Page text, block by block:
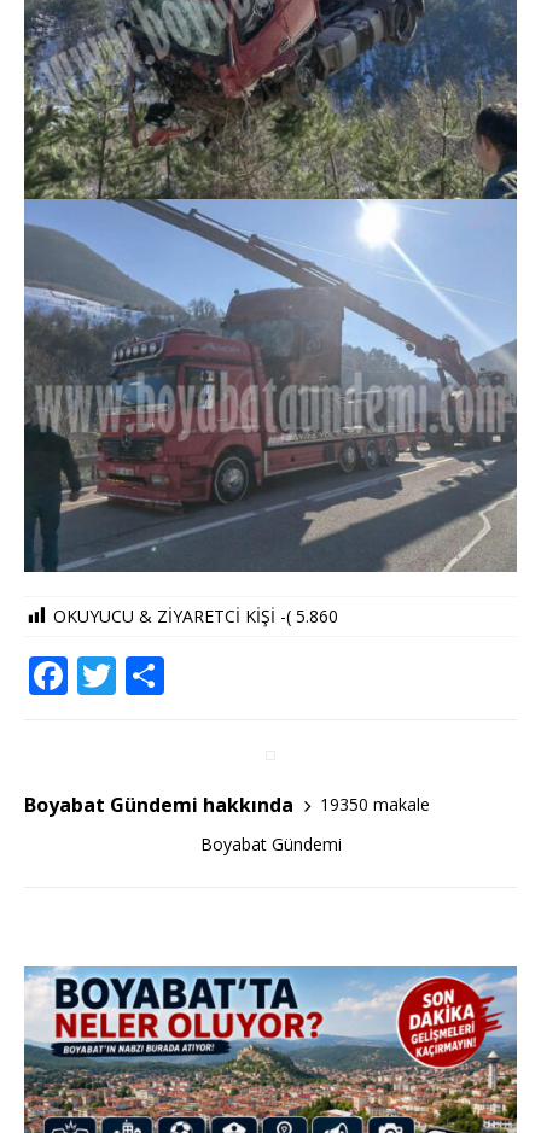
OKUYUCU & ZİYARETCİ KİŞİ -( 5.860
F
e
b
T
te
r
e
Boyabat Gündemi hakkında
19350 makale
Boyabat Gündemi